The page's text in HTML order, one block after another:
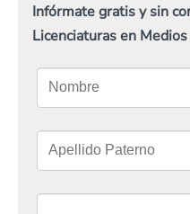
Infórmate gratis y sin
Licenciaturas en